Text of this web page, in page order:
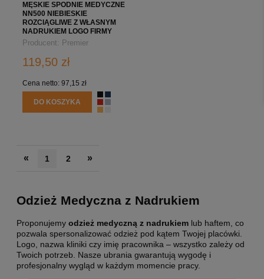
MĘSKIE SPODNIE MEDYCZNE
NN500 NIEBIESKIE
ROZCIĄGLIWE Z WŁASNYM
NADRUKIEM LOGO FIRMY
Producent: Premier
119,50 zł
Cena netto: 97,15 zł
DO KOSZYKA
« 1 2 »
Odzież Medyczna z Nadrukiem
Proponujemy odzież medyczną z nadrukiem lub haftem, co
pozwala spersonalizować odzież pod kątem Twojej placówki.
Logo, nazwa kliniki czy imię pracownika – wszystko zależy od
Twoich potrzeb. Nasze ubrania gwarantują wygodę i
profesjonalny wygląd w każdym momencie pracy.